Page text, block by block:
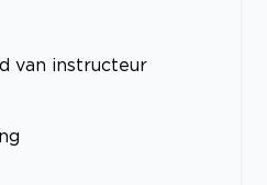
van instructeur